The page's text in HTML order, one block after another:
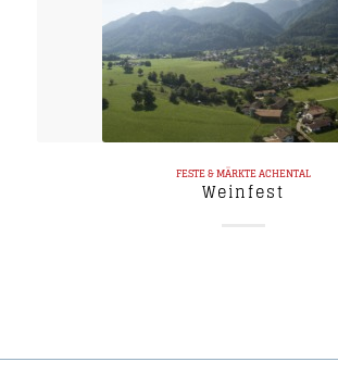
FESTE & MÄRKTEACHENTAL
Weinfest